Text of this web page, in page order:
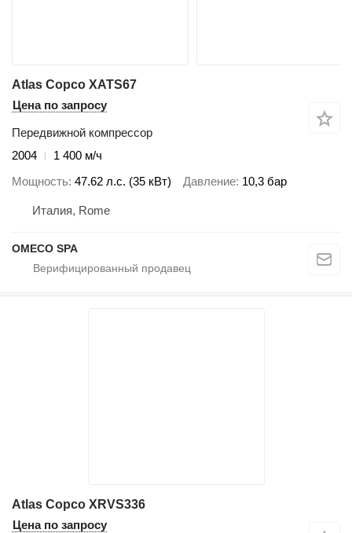
Atlas Copco XATS67
Цена по запросу
Передвижной компрессор
2004
1 400 м/ч
Мощность 47.62 л.с. (35 кВт) Давление 10,3 бар
Италия, Rome
OMECO SPA
Atlas Copco XRVS336
Цена по запросу